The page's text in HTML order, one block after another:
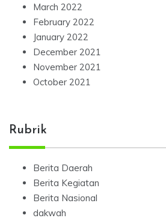
March 2022
February 2022
January 2022
December 2021
November 2021
October 2021
Rubrik
Berita Daerah
Berita Kegiatan
Berita Nasional
dakwah